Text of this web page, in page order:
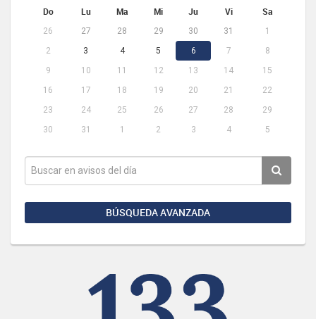
Do Lu Ma Mi Ju Vi Sa
26 27 28 29 30 31
1
2
3 4 5 6 7
8
9
10 11 12 13 14
15
16
17 18 19 20 21
22
23
24 25 26 27 28
29
30
31 1 2 3 4 5
BÚSQUEDA AVANZADA